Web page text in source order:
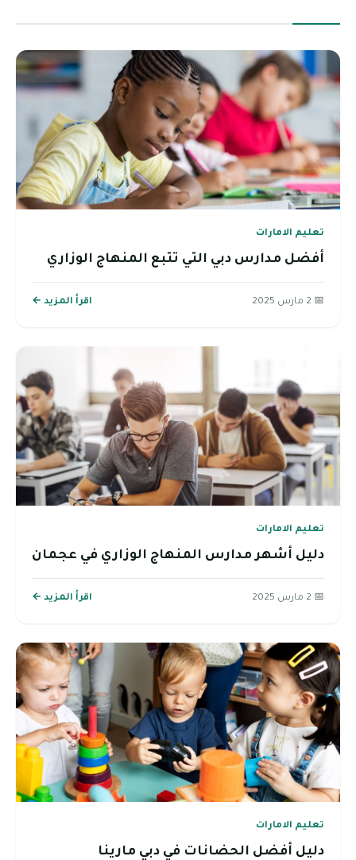
تعليم الامارات
أفضل مدارس دبي التي تتبع المنهاج الوزاري
📅 2 مارس 2025 اقرأ المزيد ←
تعليم الامارات
دليل أشهر مدارس المنهاج الوزاري في عجمان
📅 2 مارس 2025 اقرأ المزيد ←
تعليم الامارات
دليل أفضل الحضانات في دبي مارينا